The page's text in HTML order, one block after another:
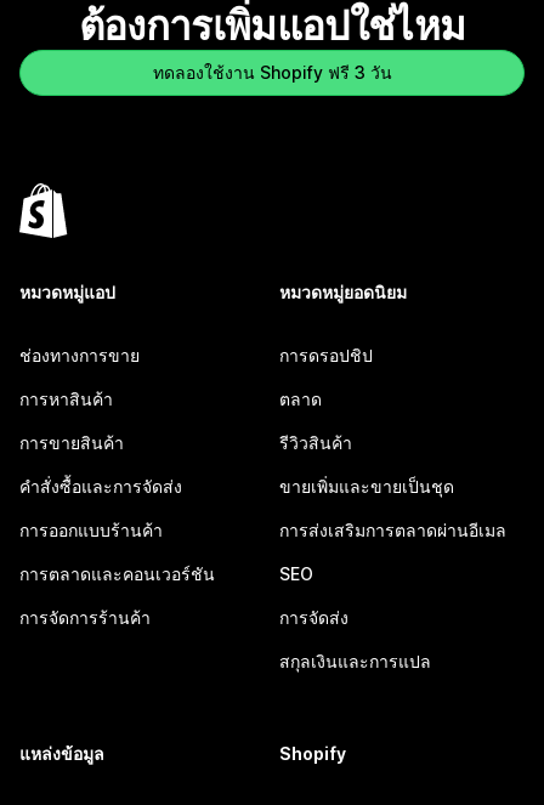
ต้องการเพิ่มแอปใช่ไหม
ทดลองใช้งาน Shopify ฟรี 3 วัน
หมวดหมู่แอป
ช่องทางการขาย
การหาสินค้า
การขายสินค้า
คำสั่งซื้อและการจัดส่ง
การออกแบบร้านค้า
การตลาดและคอนเวอร์ชัน
การจัดการร้านค้า
หมวดหมู่ยอดนิยม
การดรอปชิป
ตลาด
รีวิวสินค้า
ขายเพิ่มและขายเป็นชุด
การส่งเสริมการตลาดผ่านอีเมล
SEO
การจัดส่ง
สกุลเงินและการแปล
แหล่งข้อมูล Shopify